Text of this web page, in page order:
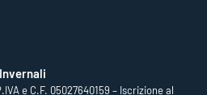
e C.F. 05027640159 – Iscrizione al